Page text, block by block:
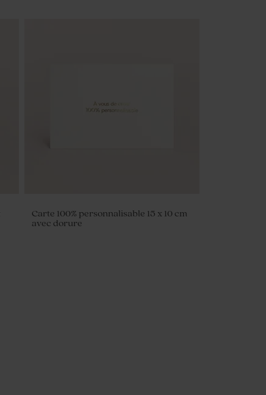
Carte 100% personnalisable 15 x 10 cm
avec dorure